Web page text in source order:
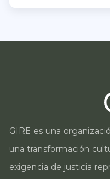
GIRE es una
una transformación
exigencia de justicia